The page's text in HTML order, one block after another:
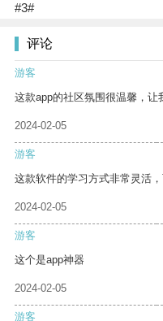
#3#
评论
游客
这款app的社区氛围很温馨，让
2024-02-05
游客
这款软件的学习方式非常灵活
2024-02-05
游客
这个是app神器
2024-02-05
游客